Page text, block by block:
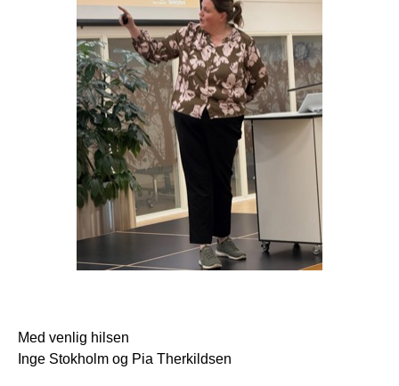
Med venlig hilsen
Inge Stokholm og Pia Therkildsen